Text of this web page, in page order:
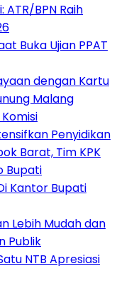
BPN Raih
Buka Ujian PPAT
dengan Kartu
Malang
Penyidikan
Barat, Tim KPK
Bupati
Kantor Bupati
Lebih Mudah dan
Publik
NTB Apresiasi